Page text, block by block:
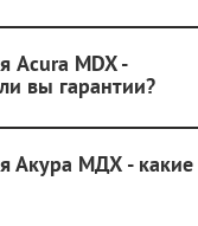
Acura MDX -
вы гарантии?
Акура МДХ - какие